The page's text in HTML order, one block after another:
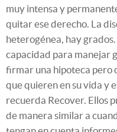
muy intensa y
quitar ese derecho. La
heterogénea, hay
capacidad para manejar
firmar una hipoteca pero
que quieren en su vida y
recuerda Recover. Ellos
de manera similar a